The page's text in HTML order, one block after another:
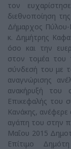
τον
διεθνοποίηση
Δήμαρχος Πύλου-
κ. Δημήτρης
όσο και την
στον τομέα του
σύνδεσή του με
αναγνώρισης
ανακήρυξή του
Επικεφαλής του
Κανάκης, ανέφερε
αγάπη του στην
Μαΐου 2015
Επίτιμο